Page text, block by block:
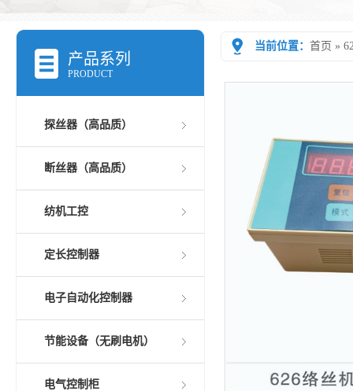
当前位置： 首页 »
产品系列
PRODUCT
探丝器（高品质）
断丝器（高品质）
纺机工控
定长控制器
电子自动化控制器
节能设备（无刷电机）
电气控制柜